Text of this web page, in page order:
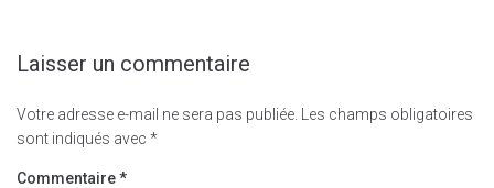
Laisser un commentaire
Votre adresse e-mail ne sera pas publiée.
Les champs obligatoires
sont indiqués avec *
Commentaire*